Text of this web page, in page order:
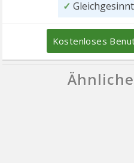
✓
Kostenloses